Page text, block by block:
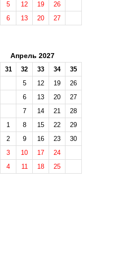
5 12 19
26
6 13 20 27
Апрель 2027
31 32 33 34
35
5 12 19
26
6 13 20
27
7 14 21
28
1 8 15 22
29
2 9 16 23
30
3 10 17
24
4 11 18 25